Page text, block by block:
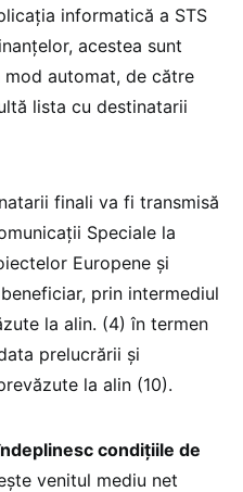
informatică a STS
acestea sunt
automat, de către
lista cu destinatarii
finali va fi transmisă
Speciale la
Europene şi
prin intermediul
la alin. (4) în termen
prelucrării și
la alin (10).
condițiile de
venitul mediu net